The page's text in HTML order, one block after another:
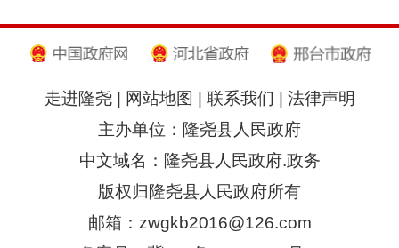
走进隆尧| 网站地图 联系我们
法律声明
主办单位：隆尧县人民政府
中文域名：隆尧县人民政府.政务
版权归隆尧县人民政府所有
邮箱：zwgkb2016@126.com